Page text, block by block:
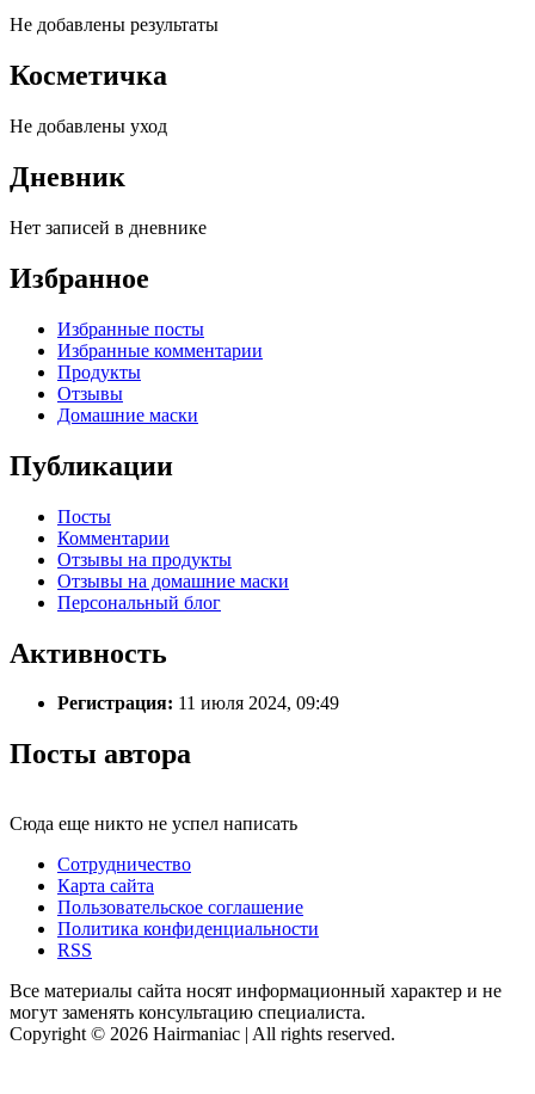
Не добавлены результаты
Косметичка
Не добавлены уход
Дневник
Нет записей в дневнике
Избранное
Избранные посты
Избранные комментарии
Продукты
Отзывы
Домашние маски
Публикации
Посты
Комментарии
Отзывы на продукты
Отзывы на домашние маски
Персональный блог
Активность
Регистрация: 11 июля 2024, 09:49
Посты автора
Сюда еще никто не успел написать
Сотрудничество
Карта сайта
Пользовательское соглашение
Политика конфиденциальности
RSS
Все материалы сайта носят информационный характер и не
могут заменять консультацию специалиста.
Copyright © 2026 Hairmaniac | All rights reserved.